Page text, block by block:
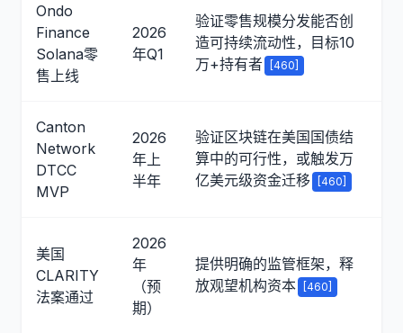
Ondo
Finance
Solana零
售上线
2026
年Q1
验证零售规模分发能否创
造可持续流动性，目标10
万+持有者
[460]
Canton
Network
DTCC
MVP
2026
年上
半年
验证区块链在美国国债结
算中的可行性，或触发万
亿美元级资金迁移
[460]
美国
CLARITY
法案通过
2026
年
（预
期）
提供明确的监管框架，释
放观望机构资本
[460]